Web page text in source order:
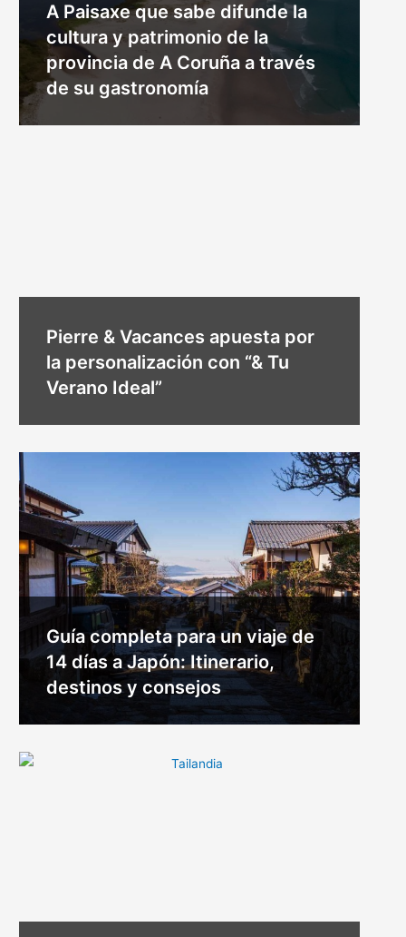
A Paisaxe que sabe difunde la
cultura y patrimonio de la
provincia de A Coruña a través
de su gastronomía
Pierre & Vacances apuesta por
la personalización con “& Tu
Verano Ideal”
Guía completa para un viaje de
14 días a Japón: Itinerario,
destinos y consejos